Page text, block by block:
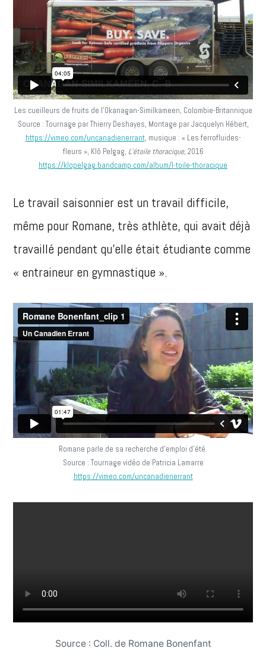
Les cueilleurs de fruits de l’Okanagan-Similkameen, Colombie-Britannique
Source : Tournage par Thierry Deshayes, Montage par Jacquelyn Hébert,
https://vimeo.com/uncanadienerrant, musique : « Les ferrofluides-
fleurs », Klô Pelgag, L’étoile thoracique, 2016
https://klopelgag.bandcamp.com/album/l-toile-thoracique
Le travail saisonnier est un travail difficile,
même pour Romane, très athlète, qui avait déjà
travaillé pendant qu’elle était étudiante comme
« entraineur en gymnastique ».
Romane parle de sa recherche d’emploi d’été.
Source : Tournage vidéo de Patricia Lamarre
https://vimeo.com/uncanadienerrant
Source : Coll. de Romane Bonenfant